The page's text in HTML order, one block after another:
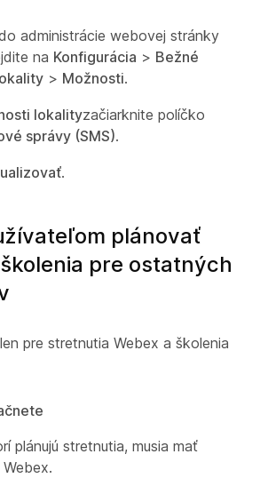
administrácie webovej stránky
na Konfigurácia > Bežné
> Možnosti.
lokalityzačiarknite políčko
správy (SMS).
.
plánovať
pre ostatných
pre stretnutia Webex a školenia
plánujú stretnutia, musia mať